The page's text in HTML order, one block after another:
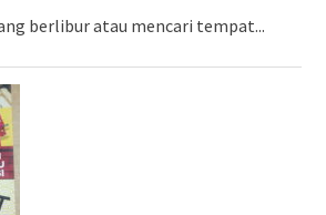
berlibur atau mencari tempat...